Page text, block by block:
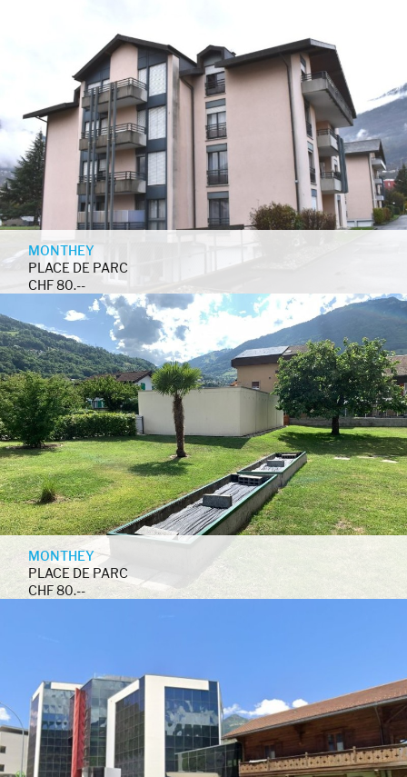
MONTHEY
PLACE DE PARC
CHF 80.--
MONTHEY
PLACE DE PARC
CHF 80.--